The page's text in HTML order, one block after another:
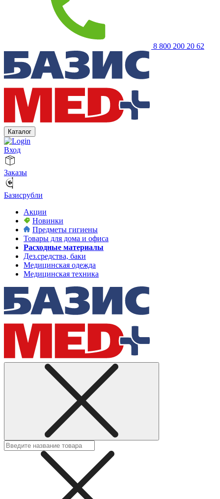
8 800 200 20 62
Каталог
Вход
Заказы
Базисрубли
Акции
Новинки
Предметы гигиены
Товары для дома и офиса
Расходные материалы
Дез.средства, баки
Медицинская одежда
Медицинская техника